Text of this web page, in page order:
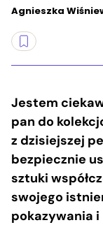
Agnieszka
Jestem
pan do
z dzisiejszej
bezpiecznie
sztuki
swojego
pokazywania